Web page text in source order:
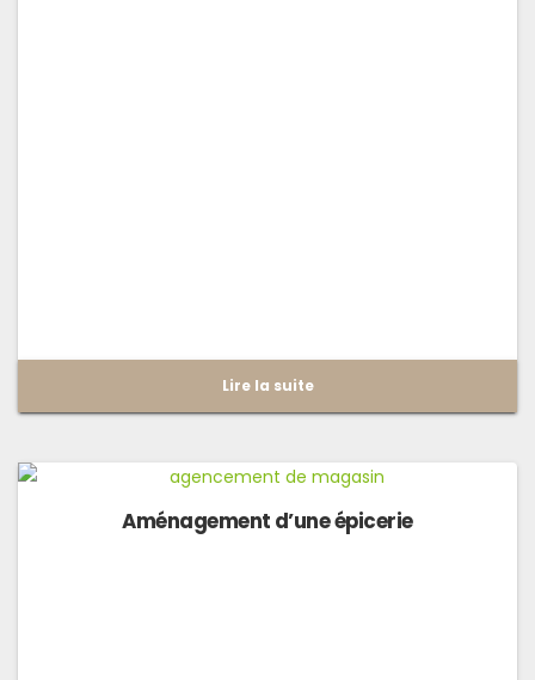
Lire la suite
Aménagement d’une épicerie